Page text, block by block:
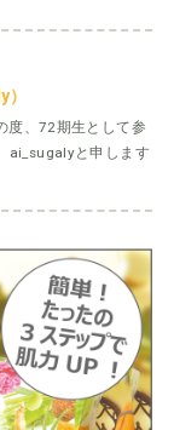
、72期生として参
ai_sugalyと申します